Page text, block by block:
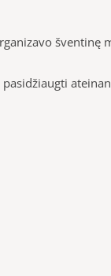
šventinę